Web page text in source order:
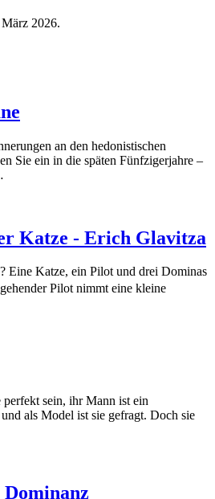
März 2026.
an den hedonistischen
Sie ein in die späten Fünfzigerjahre –
Katze - Erich Glavitza
Eine Katze, ein Pilot und drei Dominas
Pilot nimmt eine kleine
sein, ihr Mann ist ein
als Model ist sie gefragt. Doch sie